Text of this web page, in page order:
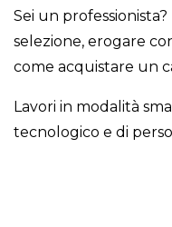
Sei un
selezione, erogare
come acquistare un
Lavori in modalità
tecnologico e di